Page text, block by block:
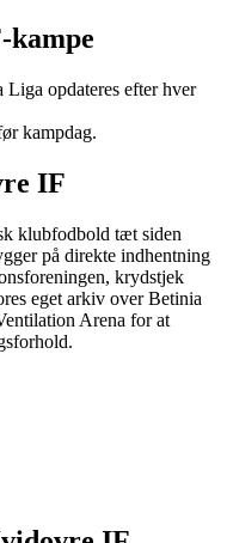
-kampe
Liga opdateres efter hver
kampdag.
IF
klubfodbold tæt siden
på direkte indhentning
krydstjek
eget arkiv over Betinia
Arena for at